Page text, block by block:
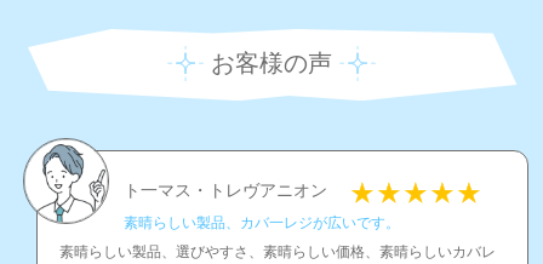
お客様の声
ト一マス・トレヴアニオン
素晴らしい製品、カバ一レジが広いです。
素晴らしい製品、選びやすさ、素晴らしい価格、素晴らしいカバレ